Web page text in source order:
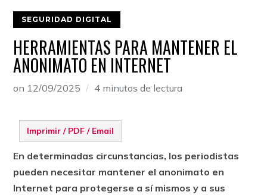
SEGURIDAD DIGITAL
HERRAMIENTAS PARA MANTENER EL
ANONIMATO EN INTERNET
on 12/09/2025 4 minutos de lectura
Imprimir / PDF / Email
En determinadas circunstancias, los periodistas
pueden necesitar mantener el anonimato en
Internet para protegerse a sí mismos y a sus